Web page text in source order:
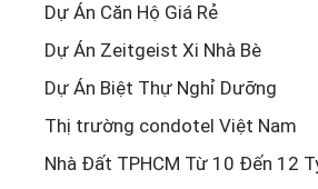
Dự Án Căn Hộ Giá Rẻ
Dự Án Zeitgeist Xi Nhà Bè
Dự Án Biệt Thự Nghỉ Dưỡng
Thị trường condotel Việt Nam
Nhà Đất TPHCM Từ 10 Đến 12